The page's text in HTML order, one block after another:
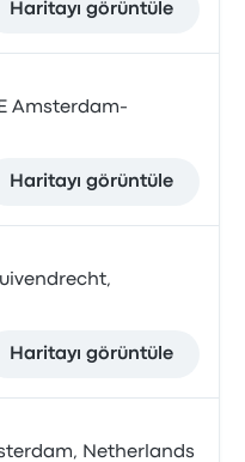
Haritayı görüntüle
Amsterdam-
Haritayı görüntüle
Haritayı görüntüle
Netherlands